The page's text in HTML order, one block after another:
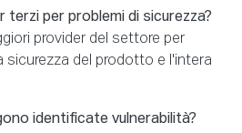
terzi per problemi di sicurezza?
provider del settore per
sicurezza del prodotto e l'intera
identificate vulnerabilità?